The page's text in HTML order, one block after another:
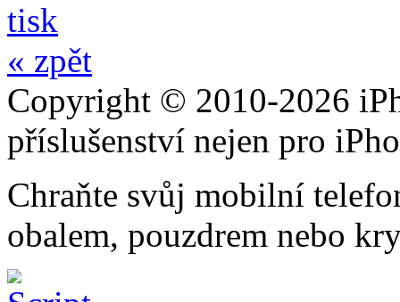
tisk
« zpět
Copyright © 2010-2026
příslušenství nejen pro
Chraňte svůj mobilní
obalem, pouzdrem nebo